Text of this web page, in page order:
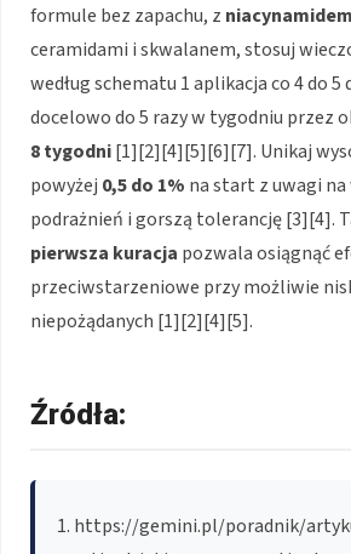
formule bez zapachu, z
ceramidami i skwalanem, stosuj
według schematu 1 aplikacja co 4 do
docelowo do 5 razy w tygodniu przez
8 tygodni[1][2][4][5][6][7]. Unikaj
powyżej 0,5 do 1% na start z uwagi
podrażnień i gorszą tolerancję [3][4].
pierwsza kuracja pozwala osiągnąć
przeciwstarzeniowe przy możliwie
niepożądanych [1][2][4][5].
Źródła:
https://gemini.pl/poradnik/